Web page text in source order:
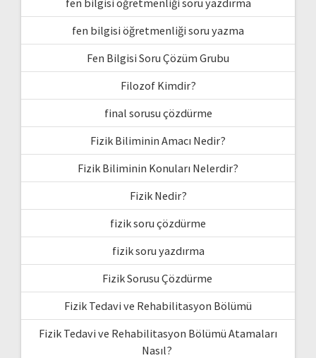
fen bilgisi öğretmenliği soru yazdırma
fen bilgisi öğretmenliği soru yazma
Fen Bilgisi Soru Çözüm Grubu
Filozof Kimdir?
final sorusu çözdürme
Fizik Biliminin Amacı Nedir?
Fizik Biliminin Konuları Nelerdir?
Fizik Nedir?
fizik soru çözdürme
fizik soru yazdırma
Fizik Sorusu Çözdürme
Fizik Tedavi ve Rehabilitasyon Bölümü
Fizik Tedavi ve Rehabilitasyon Bölümü Atamaları
Nasıl?